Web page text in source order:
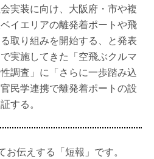
実装に向け、大阪府・市や複
イエリアの離発着ポートや飛
取り組みを開始する、と発表
実施してきた「空飛ぶクルマ
調査」に「さらに一歩踏み込
民学連携で離発着ポートの設
する。
伝えする「短報」です。